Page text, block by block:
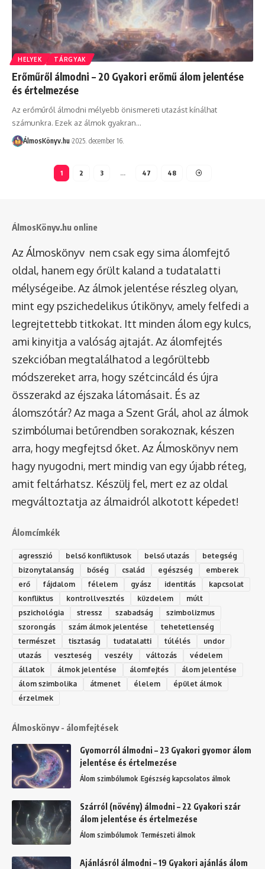
HELYEK TÁRGYAK
Erőműről álmodni – 20 Gyakori erőmű álom jelentése
és értelmezése
Az erőműről álmodni mélyebb önismereti utazást kínálhat
számunkra. Ezek az álmok gyakran…
ÁlmosKönyv.hu 2025. december 16.
1 2 3 … 47 48
ÁlmosKönyv.hu online
Az Álmoskönyv nem csak egy sima álomfejtő
oldal, hanem egy őrült kaland a tudatalatti
mélységeibe. Az álmok jelentése részleg olyan,
mint egy pszichedelikus útikönyv, amely felfedi a
legrejtettebb titkokat. Itt minden álom egy kulcs,
ami kinyitja a valóság ajtaját. Az álomfejtés
szekcióban megtalálhatod a legőrültebb
módszereket arra, hogy szétcincáld és újra
összerakd az éjszaka látomásait. És az
álomszótár? Az maga a Szent Grál, ahol az álmok
szimbólumai betűrendben sorakoznak, készen
arra, hogy megfejtsd őket. Az Álmoskönyv nem
hagy nyugodni, mert mindig van egy újabb réteg,
amit feltárhatsz. Készülj fel, mert ez az oldal
megváltoztatja az álmaidról alkotott képedet!
Álomcímkék
agresszió belső konfliktusok belső utazás
betegség
bizonytalanság
bőség család egészség
emberek
erő
fájdalom félelem gyász identitás
kapcsolat
konfliktus
kontrollvesztés küzdelem
múlt
pszichológia
stressz szabadság
szimbolizmus
szorongás
szám álmok jelentése
tehetetlenség
természet
tisztaság tudatalatti túlélés
undor
utazás
veszteség veszély változás
védelem
állatok
álmok jelentése álomfejtés
álom jelentése
álom szimbolika
átmenet élelem
épület álmok
érzelmek
Álmoskönyv - álomfejtések
Gyomorról álmodni – 23 Gyakori gyomor álom
jelentése és értelmezése
Álom szimbólumok Egészség kapcsolatos álmok
Szárról (növény) álmodni – 22 Gyakori szár
álom jelentése és értelmezése
Álom szimbólumok Természeti álmok
Ajánlásról álmodni – 19 Gyakori ajánlás álom